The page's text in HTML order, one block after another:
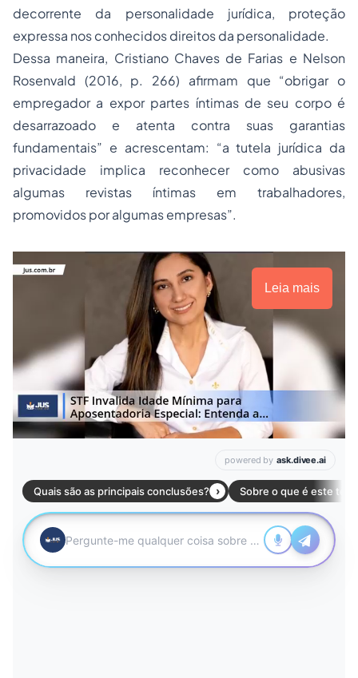
decorrente da personalidade jurídica, proteção
expressa nos conhecidos direitos da personalidade.
Dessa maneira, Cristiano Chaves de Farias e Nelson
Rosenvald (2016, p. 266) afirmam que “obrigar o
empregador a expor partes íntimas de seu corpo é
desarrazoado e atenta contra suas garantias
fundamentais” e acrescentam: “a tutela jurídica da
privacidade implica reconhecer como abusivas
algumas revistas íntimas em trabalhadores,
promovidos por algumas empresas”.
Leia mais